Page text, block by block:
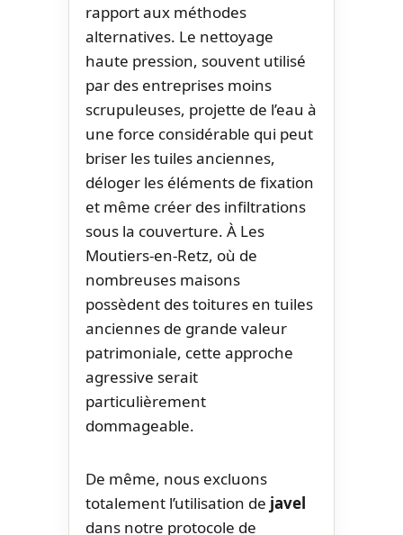
rapport aux méthodes
alternatives. Le nettoyage
haute pression, souvent utilisé
par des entreprises moins
scrupuleuses, projette de l’eau à
une force considérable qui peut
briser les tuiles anciennes,
déloger les éléments de fixation
et même créer des infiltrations
sous la couverture. À Les
Moutiers-en-Retz, où de
nombreuses maisons
possèdent des toitures en tuiles
anciennes de grande valeur
patrimoniale, cette approche
agressive serait
particulièrement
dommageable.
De même, nous excluons
totalement l’utilisation de javel
dans notre protocole de